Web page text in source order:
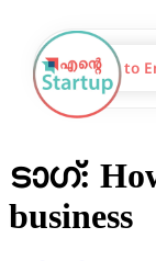
Switch to
ടാഗ്:
business